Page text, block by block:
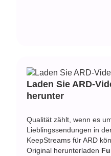
Laden Sie ARD-
herunter
Qualität zählt, wenn es
Lieblingssendungen in
KeepStreams für ARD
Original herunterladen